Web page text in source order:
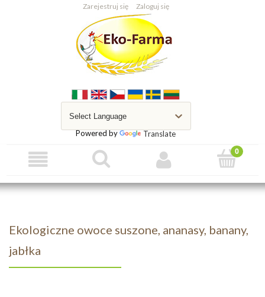
Zarejestruj się Zaloguj się
Powered by Translate
Ekologiczne owoce suszone, ananasy, banany,
jabłka